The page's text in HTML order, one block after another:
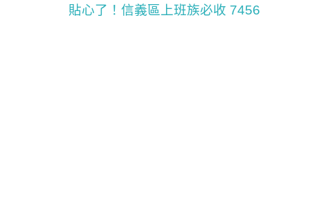
貼心了！信義區上班族必收 7456